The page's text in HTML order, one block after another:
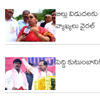
బిల్లు
వ్యాఖ్యలు వైరల్
పెద్ది